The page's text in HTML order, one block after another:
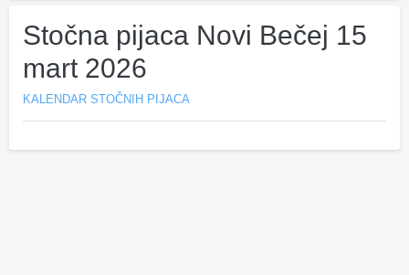
Stočna pijaca Novi Bečej 15
mart 2026
KALENDAR STOČNIH PIJACA